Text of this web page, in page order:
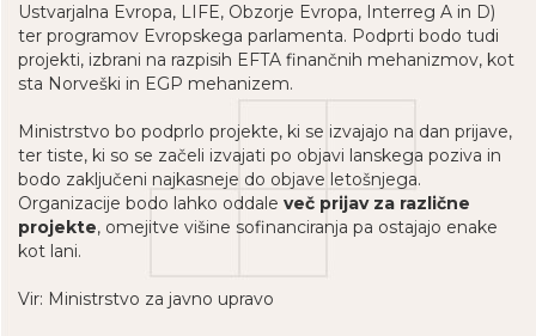
Ustvarjalna Evropa, LIFE, Obzorje Evropa, Interreg A in D)
ter programov Evropskega parlamenta. Podprti bodo tudi
projekti, izbrani na razpisih EFTA finančnih mehanizmov, kot
sta Norveški in EGP mehanizem.
Ministrstvo bo podprlo projekte, ki se izvajajo na dan prijave,
ter tiste, ki so se začeli izvajati po objavi lanskega poziva in
bodo zaključeni najkasneje do objave letošnjega.
Organizacije bodo lahko oddale več prijav za različne
projekte, omejitve višine sofinanciranja pa ostajajo enake
kot lani.
Vir: Ministrstvo za javno upravo